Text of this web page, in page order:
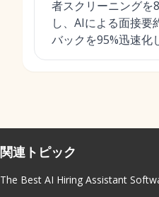
者スクリーニングを
し、AIによる面接要
バックを95%迅速化
関連トピック
The Best AI Hiring Assistant